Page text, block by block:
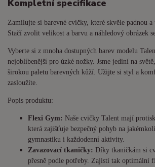
Kompletní specifikace
Zamilujte si barevné cvičky, které skvěle padnou a
Stačí zvolit velikost a barvu a náhledový obrázek
Vyberte si z mnoha dostupných barev modelu
nejoblíbenější pro úzké nožky. Jsme jediní na
širokou paletu barevných kůží. Užijte si styl a
zasloužíte.
Popis produktu:
Flexi Gym: Naše cvičky Talent mají
která zajišťuje bezpečný pohyb na
gymnastiku i každodenní aktivity.
Zavazovací tkaničky: Díky tkaničkám si
přesně podle potřeby. Zajistí tak optimální